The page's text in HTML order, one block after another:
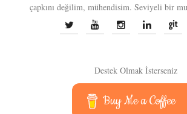
çapkını değilim, mühendisim. Seviyeli bir
Destek Olmak İsterseniz
Buy Me a Coffee